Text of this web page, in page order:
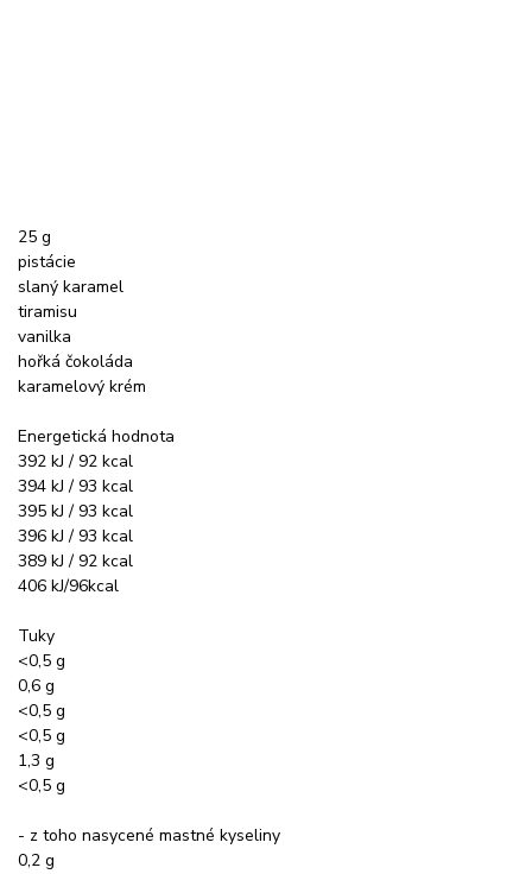
25 g
pistácie
slaný karamel
tiramisu
vanilka
hořká čokoláda
karamelový krém
Energetická hodnota
392 kJ / 92 kcal
394 kJ / 93 kcal
395 kJ / 93 kcal
396 kJ / 93 kcal
389 kJ / 92 kcal
406 kJ/96kcal
Tuky
<0,5 g
0,6 g
<0,5 g
<0,5 g
1,3 g
<0,5 g
- z toho nasycené mastné kyseliny
0,2 g